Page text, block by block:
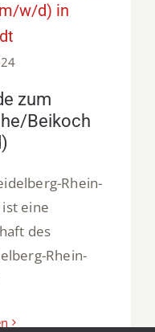
w/d) in
zum
Beikoch
Rhein-
eine
des
Rhein-